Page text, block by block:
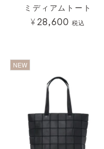
ミディアムトート
¥28,600 税込
NEW